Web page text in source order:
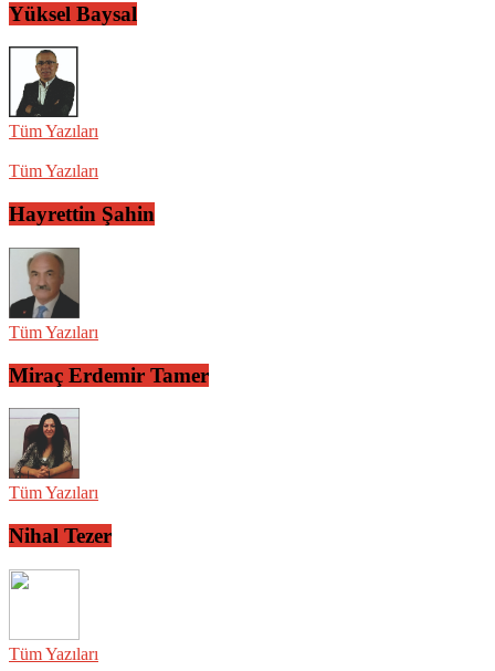
Yüksel Baysal
Tüm Yazıları
Tüm Yazıları
Hayrettin Şahin
Tüm Yazıları
Miraç Erdemir Tamer
Tüm Yazıları
Nihal Tezer
Tüm Yazıları